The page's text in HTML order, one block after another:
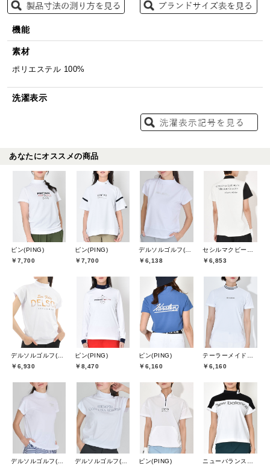
機能
素材
ポリエステル 100%
洗濯表示
あなたにオススメの商品
ピン(PING)
￥7,700
ピン(PING)
￥7,700
￥6,138
￥6,853
￥6,930
ピン(PING)
￥8,470
ピン(PING)
￥6,160
￥6,160
ピン(PING)